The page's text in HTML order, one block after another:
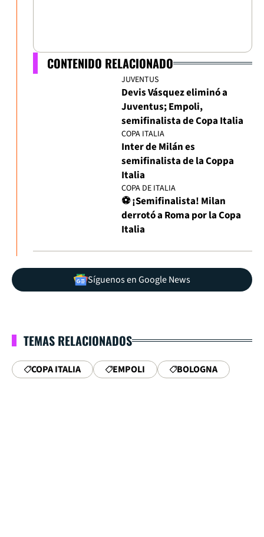
CONTENIDO RELACIONADO
JUVENTUS
Devis Vásquez eliminó a
Juventus; Empoli,
semifinalista de Copa Italia
COPA ITALIA
Inter de Milán es
semifinalista de la Coppa
Italia
COPA DE ITALIA
⚽ ¡Semifinalista! Milan
derrotó a Roma por la Copa
Italia
Síguenos en Google News
TEMAS RELACIONADOS
COPA ITALIA EMPOLI BOLOGNA